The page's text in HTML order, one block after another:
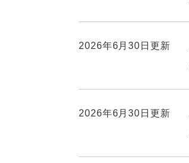
2026年6月30日更新
2026年6月30日更新